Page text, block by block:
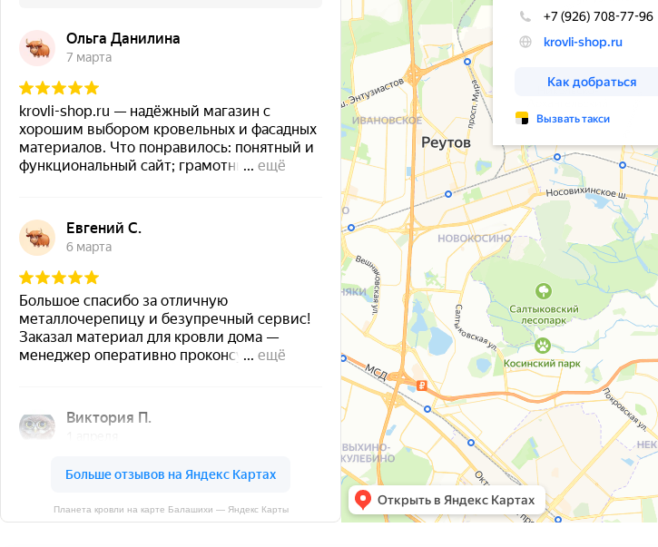
Планета кровли на карте Балашихи — Яндекс Карты